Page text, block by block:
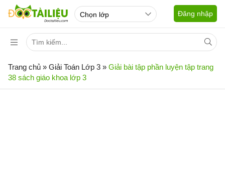
Đăng nhập
Trang chủ » Giải Toán Lớp 3 » Giải bài tập phần luyện tập trang
38 sách giáo khoa lớp 3